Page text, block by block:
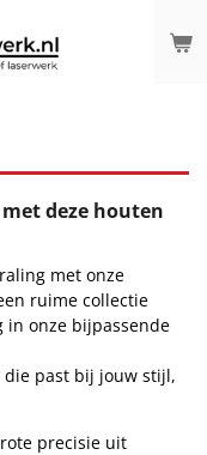
deze houten
met onze
ruime collectie
in onze bijpassende
die past bij jouw stijl,
precisie uit